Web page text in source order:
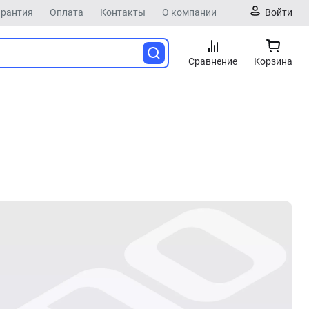
Оплата Контакты О компании Войти
Сравнение Корзина